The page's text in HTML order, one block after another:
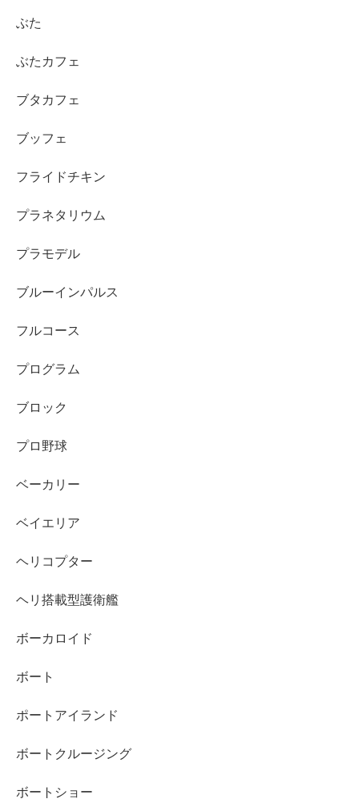
ぶた
ぶたカフェ
ブタカフェ
ブッフェ
フライドチキン
プラネタリウム
プラモデル
ブルーインパルス
フルコース
プログラム
ブロック
プロ野球
ベーカリー
ベイエリア
ヘリコプター
ヘリ搭載型護衛艦
ボーカロイド
ボート
ポートアイランド
ボートクルージング
ボートショー